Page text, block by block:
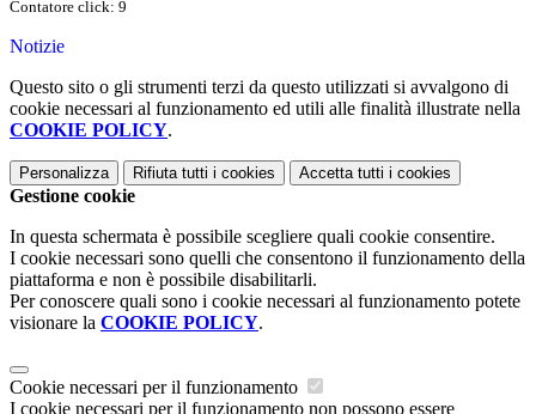
Contatore click: 9
Notizie
Questo sito o gli strumenti terzi da questo utilizzati si avvalgono di
cookie necessari al funzionamento ed utili alle finalità illustrate nella
COOKIE POLICY.
Personalizza Rifiuta tutti i cookies Accetta tutti i cookies
Gestione cookie
In questa schermata è possibile scegliere quali cookie consentire.
I cookie necessari sono quelli che consentono il funzionamento della
piattaforma e non è possibile disabilitarli.
Per conoscere quali sono i cookie necessari al funzionamento potete
visionare la COOKIE POLICY.
Cookie necessari per il funzionamento
I cookie necessari per il funzionamento non possono essere